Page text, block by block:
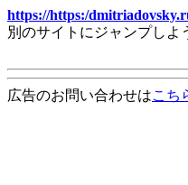
https://https:/
別のサイトにジャンプし
広告のお問い合わせはこち